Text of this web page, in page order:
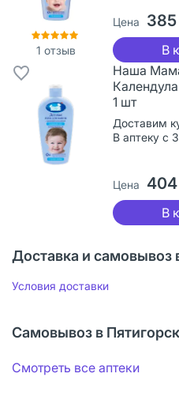
1 отзыв
Цена
В
Наша
1 шт
Доставим
В аптеку с
Цена
В
Доставка и самовывоз
Условия доставки
Самовывоз в
Смотреть все аптеки